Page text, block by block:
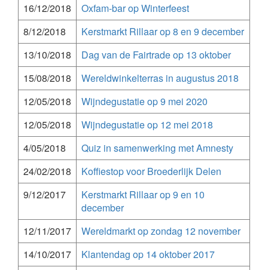
16/12/2018
Oxfam-bar op Winterfeest
8/12/2018
Kerstmarkt Rillaar op 8 en 9 december
13/10/2018
Dag van de Fairtrade op 13 oktober
15/08/2018
Wereldwinkelterras in augustus 2018
12/05/2018
Wijndegustatie op 9 mei 2020
12/05/2018
Wijndegustatie op 12 mei 2018
4/05/2018
Quiz in samenwerking met Amnesty
24/02/2018
Koffiestop voor Broederlijk Delen
9/12/2017
Kerstmarkt Rillaar op 9 en 10
december
12/11/2017
Wereldmarkt op zondag 12 november
14/10/2017
Klantendag op 14 oktober 2017